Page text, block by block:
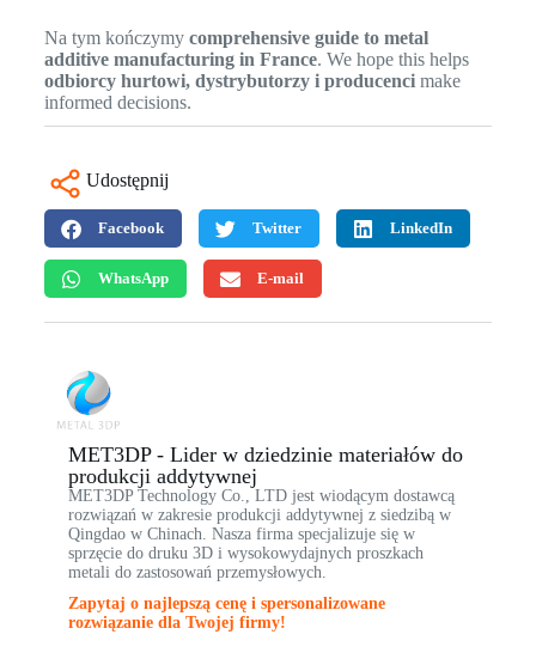
Na tym kończymy comprehensive guide to metal
additive manufacturing in France. We hope this helps
odbiorcy hurtowi, dystrybutorzy i producencimake
informed decisions.
Udostępnij
Facebook Twitter LinkedIn
WhatsApp E-mail
MET3DP - Lider w dziedzinie materiałów do
produkcji addytywnej
MET3DP Technology Co., LTD jest wiodącym dostawcą
rozwiązań w zakresie produkcji addytywnej z siedzibą w
Qingdao w Chinach. Nasza firma specjalizuje się w
sprzęcie do druku 3D i wysokowydajnych proszkach
metali do zastosowań przemysłowych.
Zapytaj o najlepszą cenę i spersonalizowane
rozwiązanie dla Twojej firmy!